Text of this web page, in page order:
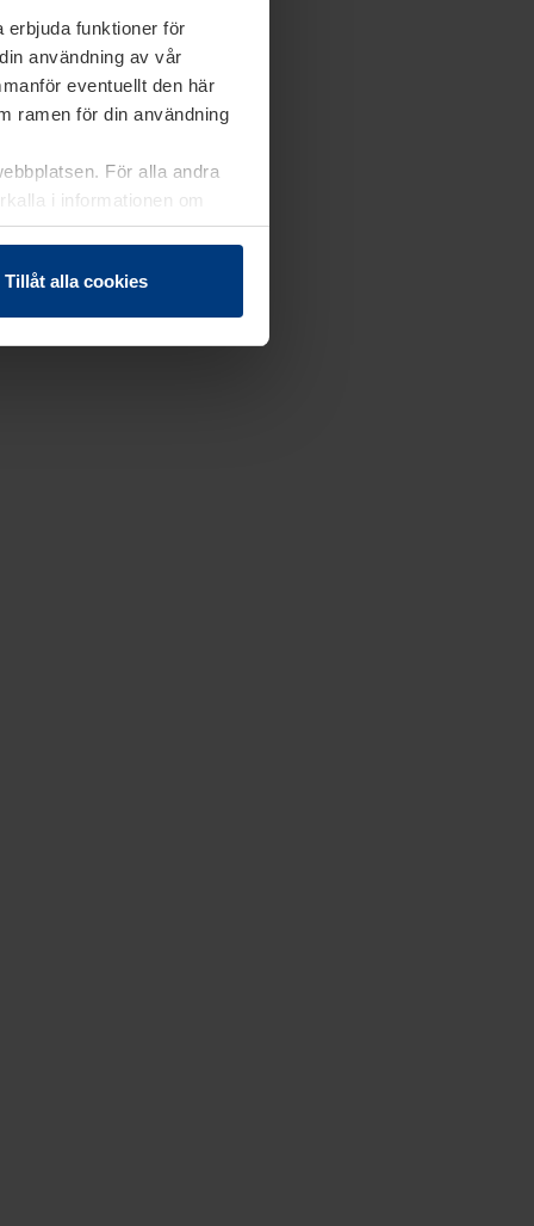
erbjuda funktioner för
användning av vår
eventuellt den här
ramen för din användning
För alla andra
i informationen om
Tillåt alla cookies